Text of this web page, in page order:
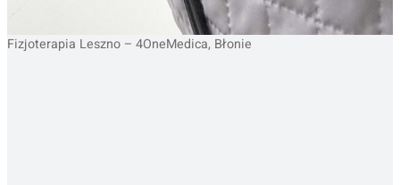
Fizjoterapia Leszno – 4OneMedica, Błonie